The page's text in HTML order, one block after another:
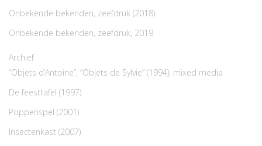
Onbekende bekenden, zeefdruk (2018)
Onbekende bekenden, zeefdruk, 2019
Archief
“Objets d’Antoine”, “Objets de Sylvie” (1994), mixed media
De feesttafel (1997)
Poppenspel (2001)
Insectenkast (2007)